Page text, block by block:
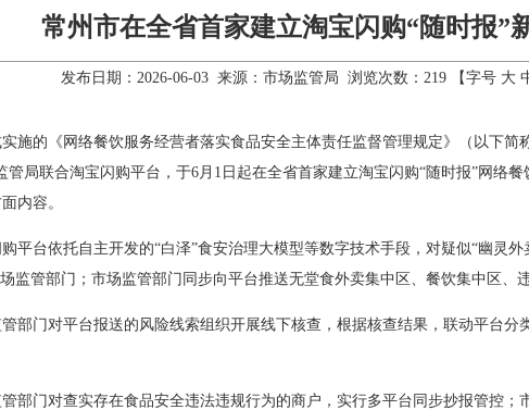
常州市在全省首家建立淘宝闪购“随时报”
发布日期：2026-06-03 来源：市场监管局 浏览次数： 219【字号 大
施的《网络餐饮服务经营者落实食品安全主体责任监督管理规定》（以下简
管局联合淘宝闪购平台，于6月1日起在全省首家建立淘宝闪购“随时报”网络
内容。
平台依托自主开发的“白泽”食安治理大模型等数字技术手段，对疑似“幽灵
监管部门；市场监管部门同步向平台推送无堂食外卖集中区、餐饮集中区、
部门对平台报送的风险线索组织开展线下核查，根据核查结果，联动平台分
部门对查实存在食品安全违法违规行为的商户，实行多平台同步抄报管控；